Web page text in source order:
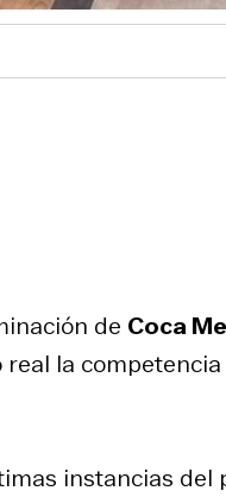
de Coca
la competencia
instancias del